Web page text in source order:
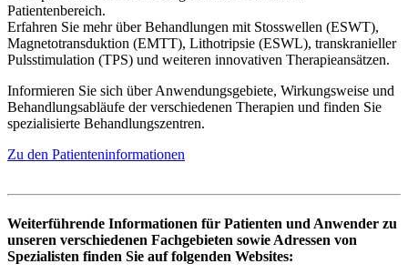
Patientenbereich.
Erfahren Sie mehr über Behandlungen mit Stosswellen (ESWT),
Magnetotransduktion (EMTT), Lithotripsie (ESWL), transkranieller
Pulsstimulation (TPS) und weiteren innovativen Therapieansätzen.
Informieren Sie sich über Anwendungsgebiete, Wirkungsweise und
Behandlungsabläufe der verschiedenen Therapien und finden Sie
spezialisierte Behandlungszentren.
Zu den Patienteninformationen
Weiterführende Informationen für Patienten und Anwender zu
unseren verschiedenen Fachgebieten sowie Adressen von
Spezialisten finden Sie auf folgenden Websites: